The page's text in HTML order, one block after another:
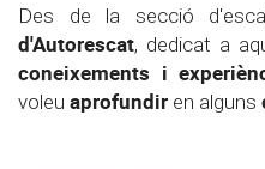
Des de la secció
d'Autorescat, dedicat a
coneixements i
voleu aprofundir en alguns